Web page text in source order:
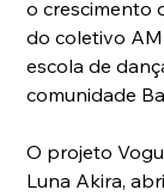
o crescimento
do coletivo
escola de
comunidade
O projeto
Luna Akira,